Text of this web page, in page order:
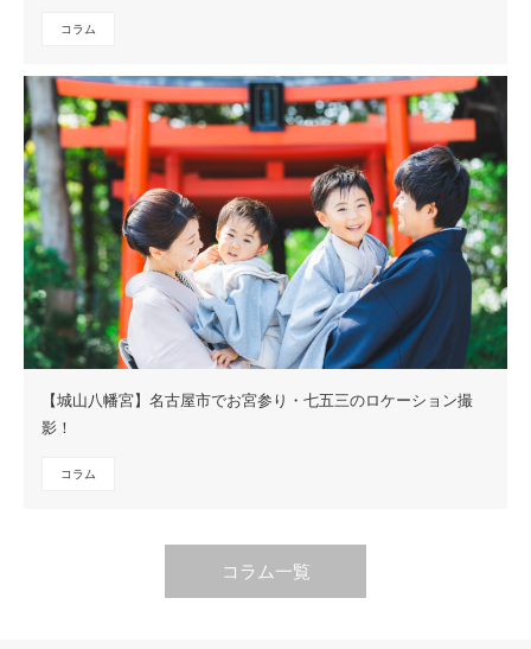
コラム
【城山八幡宮】名古屋市でお宮参り・七五三のロケーション撮
影！
コラム
コラム一覧